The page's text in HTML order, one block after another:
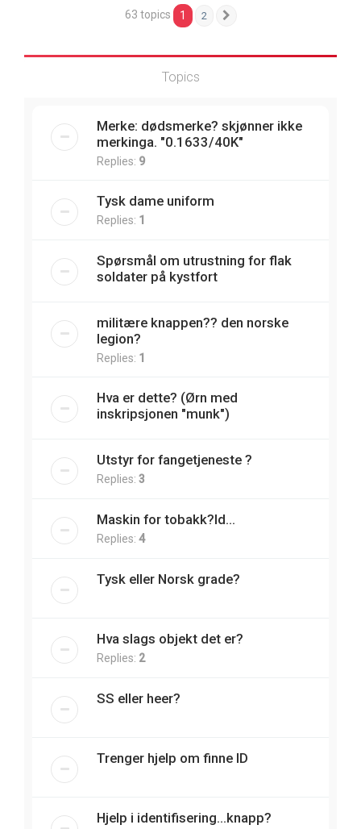
63 topics 1 2
Topics
Merke: dødsmerke? skjønner ikke
merkinga. "0.1633/40K"
Replies: 9
Tysk dame uniform
Replies: 1
Spørsmål om utrustning for flak
soldater på kystfort
militære knappen?? den norske
legion?
Replies: 1
Hva er dette? (Ørn med
inskripsjonen "munk")
Utstyr for fangetjeneste ?
Replies: 3
Maskin for tobakk?Id...
Replies: 4
Tysk eller Norsk grade?
Hva slags objekt det er?
Replies: 2
SS eller heer?
Trenger hjelp om finne ID
Hjelp i identifisering...knapp?